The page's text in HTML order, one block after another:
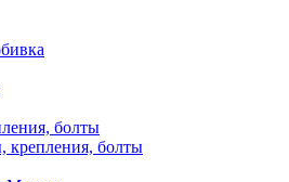
болты
крепления, болты